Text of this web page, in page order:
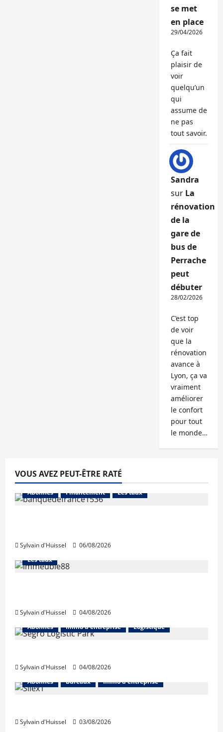
se met
en place
29/04/2026
Ça fait
plaisir de
voir
quelqu’un
qui
assume de
ne pas
tout savoir.
Sandra
sur La
rénovation
de la
gare de
bus de
Perrache
peut
débuter
28/02/2026
C’est top
de voir
que la
rénovation
avance à
Lyon, ça va
vraiment
améliorer
le confort
pour tout
le monde…
VOUS AVEZ PEUT-ÊTRE RATÉ
Abonnés Financement Les taux
Sylvain d'Huissel 06/08/2026
Abonnés Financement
Les taux
Sylvain d'Huissel
04/08/2026
Abonnés
Immo d'entreprise Logistique
Sylvain d'Huissel
04/08/2026
Abonnés
Bureaux Immo d'entreprise
Sylvain d'Huissel 03/08/2026